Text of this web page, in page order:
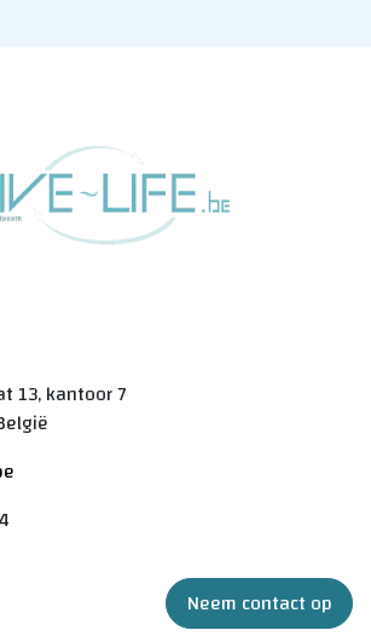
13, kantoor 7
Neem contact op